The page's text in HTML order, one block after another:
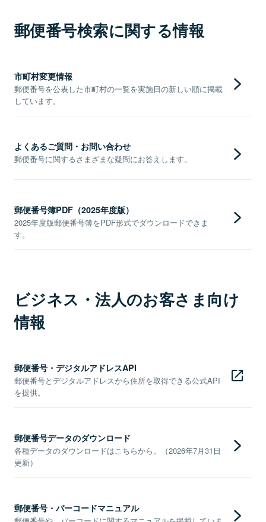
郵便番号検索に関する情報
市町村変更情報
郵便番号を公表した市町村の一覧を実施日の新しい順に掲載
しています。
よくあるご質問・お問い合わせ
郵便番号に関するさまざまな疑問にお答えします。
郵便番号簿PDF（2025年度版）
2025年度版郵便番号簿をPDF形式でダウンロードできま
す。
ビジネス・法人のお客さま向け
情報
郵便番号・デジタルアドレスAPI
郵便番号とデジタルアドレスから住所を取得できる公式API
を提供。
郵便番号データのダウンロード
各種データのダウンロードはこちらから。（2026年7月31日
更新）
郵便番号・バーコードマニュアル